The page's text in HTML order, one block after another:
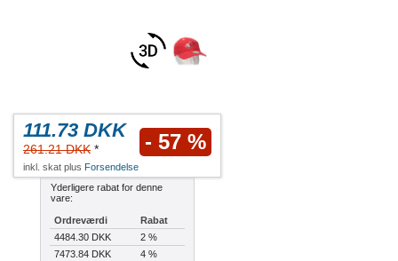
111.73 DKK
261.21 DKK * - 57 %
inkl. skat plus Forsendelse
Yderligere rabat for denne
vare:
Ordreværdi
Rabat
4484.30 DKK
2 %
7473.84 DKK
4 %